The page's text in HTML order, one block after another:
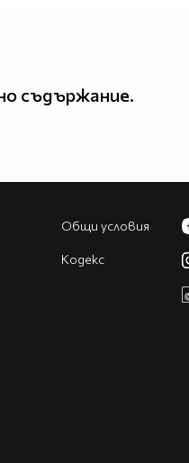
съдържание.
Общи условия
Кодекс